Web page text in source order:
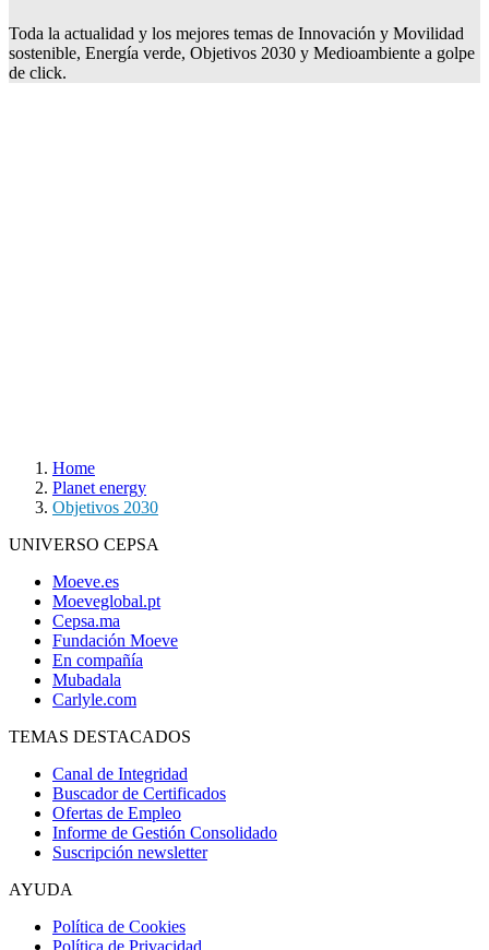
Toda la actualidad y los mejores temas de Innovación y Movilidad
sostenible, Energía verde, Objetivos 2030 y Medioambiente a golpe
de click.
Home
Planet energy
Objetivos 2030
UNIVERSO CEPSA
Moeve.es
Moeveglobal.pt
Cepsa.ma
Fundación Moeve
En compañía
Mubadala
Carlyle.com
TEMAS DESTACADOS
Canal de Integridad
Buscador de Certificados
Ofertas de Empleo
Informe de Gestión Consolidado
Suscripción newsletter
AYUDA
Política de Cookies